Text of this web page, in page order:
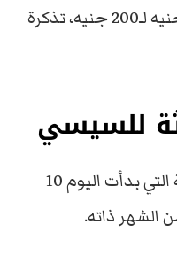
لـ 5 جنيه، كيلو البانيه من 30 جنيه لـ200 جنيه، تذكرة
للسيسي
وتجري مصر انتخابات الرئاسة التي بدأت اليوم 10